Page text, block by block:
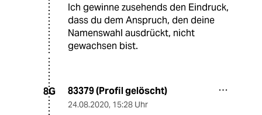
Ich gewinne zusehends den Eindruck,
dass du dem Anspruch, den deine
Namenswahl ausdrückt, nicht
gewachsen bist.
8G 83379 (Profil gelöscht)
24.08.2020, 15:28 Uhr